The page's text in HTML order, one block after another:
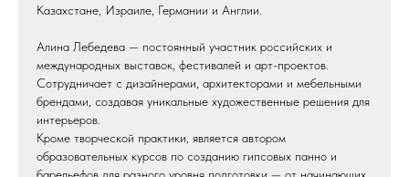
Казахстане, Израиле, Германии и Англии.
Алина Лебедева — постоянный участник российских и
международных выставок, фестивалей и арт-проектов.
Сотрудничает с дизайнерами, архитекторами и мебельными
брендами, создавая уникальные художественные решения для
интерьеров.
Кроме творческой практики, является автором
образовательных курсов по созданию гипсовых панно и
барельефов для разного уровня подготовки — от начинающих